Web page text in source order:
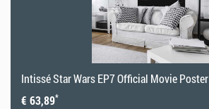
Intissé Star Wars EP7 Official Movie Poster
€ 63,89*